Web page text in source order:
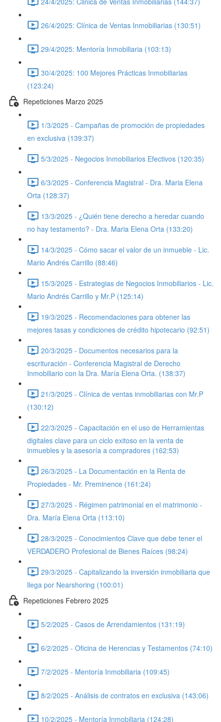
26/4/2025: Clínica de Ventas Inmobiliarias (130:51)
29/4/2025: Mentoría Inmobiliaria (103:13)
30/4/2025: 100 Mejores Prácticas Inmobiliarias
(123:24)
Repeticiones Marzo 2025
1/3/2025 - Campañas de promoción de propiedades
en exclusiva (139:37)
5/3/2025 - Negocios Inmobiliarios Efectivos (120:35)
6/3/2025 - Conferencia Magistral - Dra. Maria Elena
Orta (128:37)
13/3/2025 - ¿Quién tiene derecho a heredar cuando
no hay testamento? - Dra. Maria Elena Orta (133:20)
14/3/2025 - Cómo sacar el valor de un inmueble - Lic.
Mario Andrés Carrillo (88:46)
15/3/2025 - Estrategias de Negocios Inmobiliarios - Lic.
Mario Andrés Carrillo y Mr.P (125:14)
19/3/2025 - Recomendaciones para obtener las
mejores tasas y condiciones de crédito hipotecario (92:51)
20/3/2025 - Documentos necesarios para la
escrituración - Conferencia Magistral de Derecho
Inmobiliario con la Dra. María Elena Orta. (138:37)
21/3/2025 - Clínica de ventas inmobiliarias con Mr.P
(130:12)
22/3/2025 - Capacitación en el uso de Herramientas
digitales clave para un ciclo exitoso en la venta de
inmuebles y la asesoría a compradores (162:53)
26/3/2025 - La Documentación en la Renta de
Propiedades - Mr. Preminence (161:24)
27/3/2025 - Régimen patrimonial en el matrimonio -
Dra. María Elena Orta (113:10)
28/3/2025 - Conocimientos Clave que debe tener el
VERDADERO Profesional de Bienes Raíces (98:24)
29/3/2025 - Capitalizando la inversión inmobiliaria que
llega por Nearshoring (100:01)
Repeticiones Febrero 2025
5/2/2025 - Casos de Arrendamientos (131:19)
6/2/2025 - Oficina de Herencias y Testamentos (74:10)
7/2/2025 - Mentoría Inmobiliaria (109:45)
8/2/2025 - Análisis de contratos en exclusiva (143:06)
10/2/2025 - Mentoría Inmobiliaria (124:28)